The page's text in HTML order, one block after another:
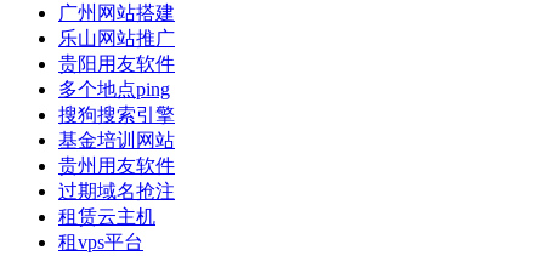
广州网站搭建
乐山网站推广
贵阳用友软件
多个地点ping
搜狗搜索引擎
基金培训网站
贵州用友软件
过期域名抢注
租赁云主机
租vps平台